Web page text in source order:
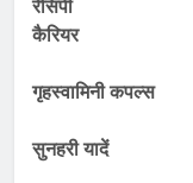
रेसिपी
कैरियर
गृहस्वामिनी कपल्स
सुनहरी यादें